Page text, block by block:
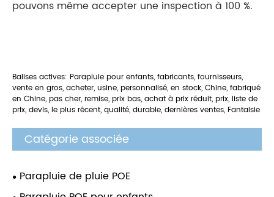
pouvons même accepter une inspection à 100 %.
Balises actives: Parapluie pour enfants, fabricants, fournisseurs,
vente en gros, acheter, usine, personnalisé, en stock, Chine, fabriqué
en Chine, pas cher, remise, prix bas, achat à prix réduit, prix, liste de
prix, devis, le plus récent, qualité, durable, dernières ventes, Fantaisie
Catégorie associée
Parapluie de pluie POE